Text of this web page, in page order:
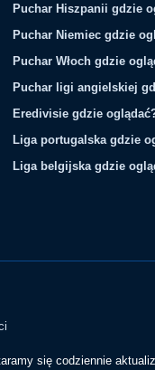
Puchar Hiszpanii gdzie
Puchar Niemiec gdzie
Puchar Włoch gdzie
Puchar ligi angielskiej
Eredivisie gdzie
Liga portugalska gdzie
Liga belgijska gdzie
się codziennie